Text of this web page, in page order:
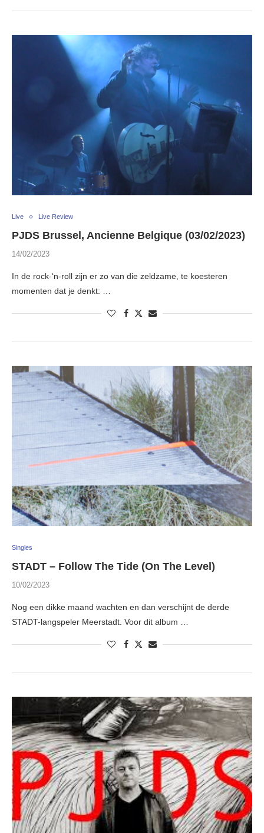
Live Live Review
PJDS Brussel, Ancienne Belgique (03/02/2023)
14/02/2023
In de rock-‘n-roll zijn er zo van die zeldzame, te koesteren
momenten dat je denkt: …
Singles
STADT – Follow The Tide (On The Level)
10/02/2023
Nog een dikke maand wachten en dan verschijnt de derde
STADT-langspeler Meerstadt. Voor dit album …